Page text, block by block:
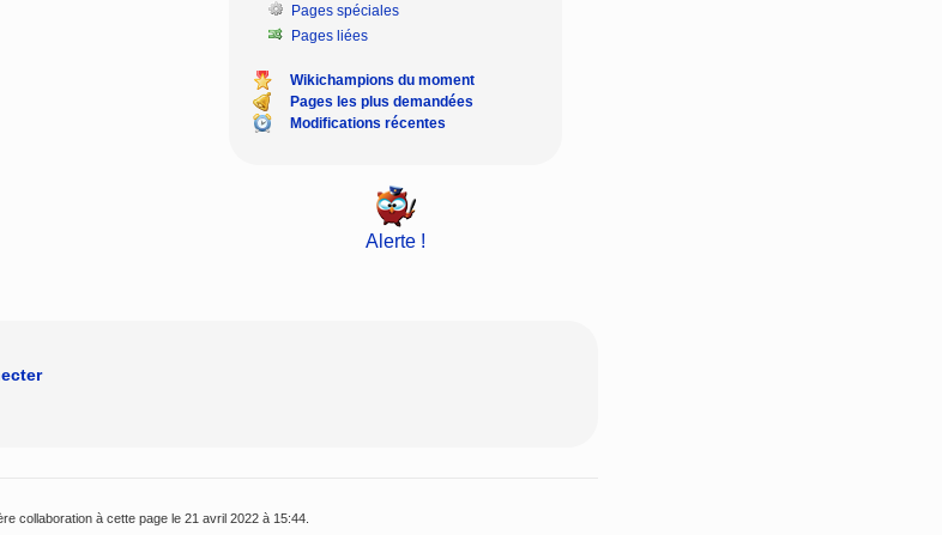
Pages spéciales
Pages liées
Wikichampions du moment
Pages les plus demandées
Modifications récentes
Alerte !
collaboration à cette page le 21 avril 2022 à 15:44.